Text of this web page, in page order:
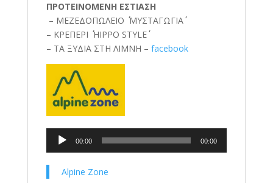
ΠΡΟΤΕΙΝΟΜΕΝΗ ΕΣΤΙΑΣΗ
– ΜΕΖΕΔΟΠΩΛΕΙΟ ΄΄ ΜΥΣΤΑΓΩΓΙΑ΄΄
– ΚΡΕΠΕΡΙ ΄΄ HIPPO STYLE΄΄
– ΤΑ ΞΥΔΙΑ ΣΤΗ ΛΙΜΝΗ – facebook
Πρόγραμμα
Ήχου
00:00 00:00
Alpine Zone